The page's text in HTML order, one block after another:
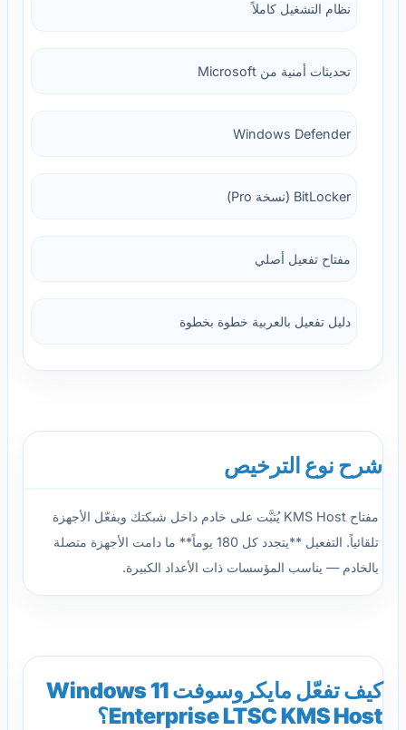
نظام التشغيل كاملاً
تحديثات أمنية من Microsoft
Windows Defender
BitLocker (نسخة Pro)
مفتاح تفعيل أصلي
دليل تفعيل بالعربية خطوة بخطوة
شرح نوع الترخيص
مفتاح KMS Host يُثبَّت على خادم داخل شبكتك ويفعّل الأجهزة
تلقائياً. التفعيل **يتجدد كل 180 يوماً** ما دامت الأجهزة متصلة
بالخادم — يناسب المؤسسات ذات الأعداد الكبيرة.
كيف تفعّل مايكروسوفت Windows 11
Enterprise LTSC KMS Host؟